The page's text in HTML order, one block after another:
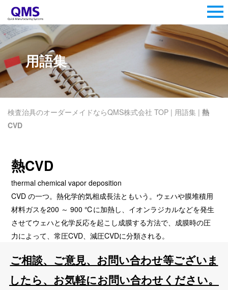
用語集
検査治具のオーダーメイドならQMS株式会社 TOP | 用語集 | 熱
CVD
熱CVD
thermal chemical vapor deposition
CVD の一つ。熱化学的気相成長法ともいう。ウェハや膜堆積用
材料ガスを200 ～ 900 ℃に加熱し、イオンラジカルなどを発生
させてウェハと化学反応を起こし成膜する方法で、成膜時の圧
力によって、常圧CVD、減圧CVDに分類される。
ご相談、ご意見、お問い合わせ等ございま
したら、お気軽にお問い合わせください。